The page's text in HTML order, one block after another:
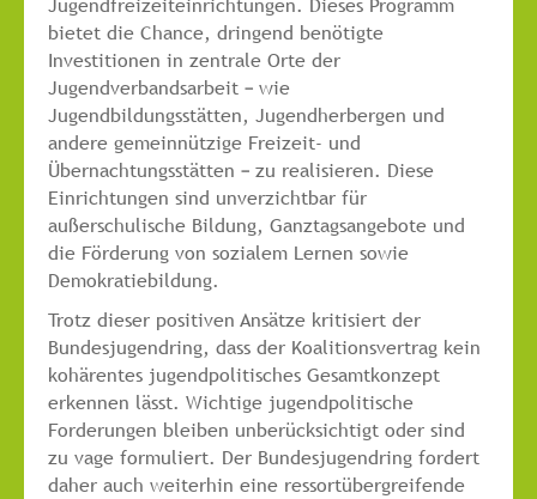
Jugendfreizeiteinrichtungen. Dieses Programm
bietet die Chance, dringend benötigte
Investitionen in zentrale Orte der
Jugendverbandsarbeit – wie
Jugendbildungsstätten, Jugendherbergen und
andere gemeinnützige Freizeit- und
Übernachtungsstätten – zu realisieren. Diese
Einrichtungen sind unverzichtbar für
außerschulische Bildung, Ganztagsangebote und
die Förderung von sozialem Lernen sowie
Demokratiebildung.
Trotz dieser positiven Ansätze kritisiert der
Bundesjugendring, dass der Koalitionsvertrag kein
kohärentes jugendpolitisches Gesamtkonzept
erkennen lässt. Wichtige jugendpolitische
Forderungen bleiben unberücksichtigt oder sind
zu vage formuliert. Der Bundesjugendring fordert
daher auch weiterhin eine ressortübergreifende